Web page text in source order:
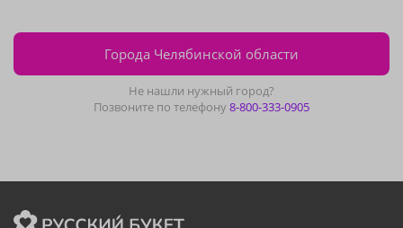
Города Челябинской области
Не нашли нужный город?
Позвоните по телефону8-800-333-0905